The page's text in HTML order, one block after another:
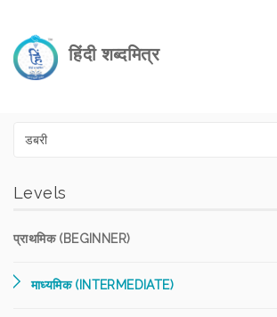
हिंदी शब्दमित्र
Levels
प्राथमिक (BEGINNER)
माध्यमिक (INTERMEDIATE)